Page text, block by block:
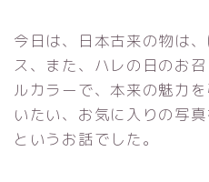
今日は、日本古来の物は
ス、また、ハレの日のお
ルカラーで、本来の魅力
いたい、お気に入りの写
というお話でした。